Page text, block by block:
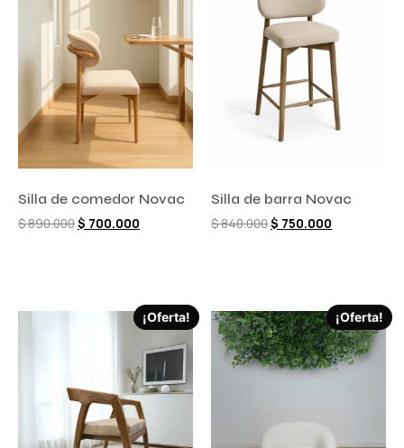
Silla de comedor Novac
$890.000$ 700.000
Silla de barra Novac
$840.000$ 750.000
¡Oferta! ¡Oferta!